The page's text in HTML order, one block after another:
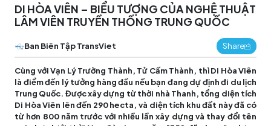
DI HÒA VIÊN – BIỂU TƯỢNG CỦA NGHỆ THUẬT
LÂM VIÊN TRUYỀN THỐNG TRUNG QUỐC
Ban Biên Tập TransViet Share
Cùng với Vạn Lý Trường Thành, Tử Cấm Thành, thì Di Hòa Viên
là điểm đến lý tưởng hàng đầu nếu bạn đang dự định đi du lịch
Trung Quốc. Được xây dựng từ thời nhà Thanh, tổng diện tích
Di Hòa Viên lên đến 290 hecta, và diện tích khu đất này đã có
từ hơn 800 năm trước với nhiều lần xây dựng và thay đổi tên